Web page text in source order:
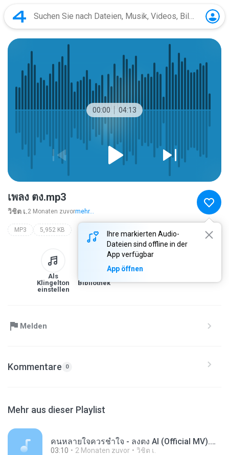
00:00 04:13
Ihre markierten Audio-
Dateien sind offline in der
App verfügbar
App öffnen
เพลง ตง.mp3
วิชิต เ.2 Monaten zuvormehr...
MP3 5,952 KB
Als
Klingelton
einstellen
Bibliothek
Melden
Kommentare 0
Mehr aus dieser Playlist
คนหลายใจควรชำใจ - ลงตง AI (Official MV).mp3
03:10 2 Monaten zuvor วิชิต เ.